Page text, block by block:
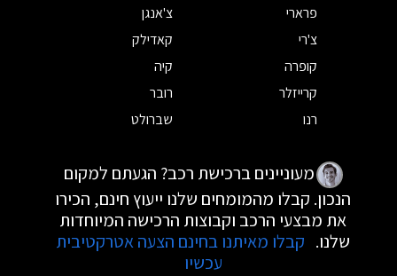
פרארי
צ'אנגן
צ'רי
קאדילק
קופרה
קיה
קרייזלר
רובר
רנו
שברולט
מעוניינים ברכישת רכב? הגעתם למקום
הנכון. קבלו מהמומחים שלנו ייעוץ חינם, הכירו
את מבצעי הרכב וקבוצות הרכישה המיוחדות
שלנו. קבלו מאיתנו בחינם הצעה אטרקטיבית
עכשיו